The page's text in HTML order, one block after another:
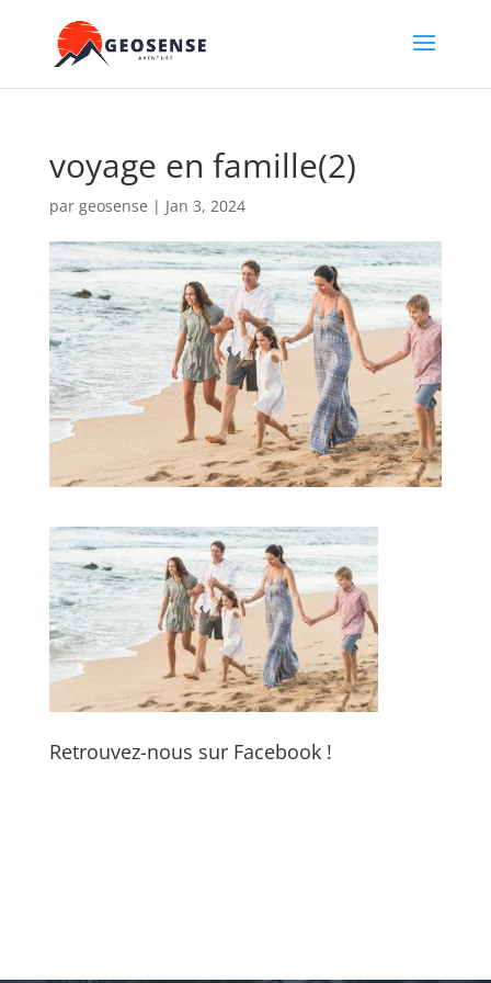
voyage en famille(2)
par geosense | Jan 3, 2024
Retrouvez-nous sur Facebook !